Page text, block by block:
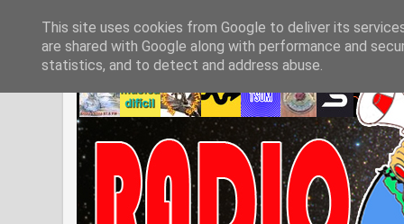
This site uses cookies from Google to deliver its
are shared with Google along with performance and
statistics, and to detect and address abuse.